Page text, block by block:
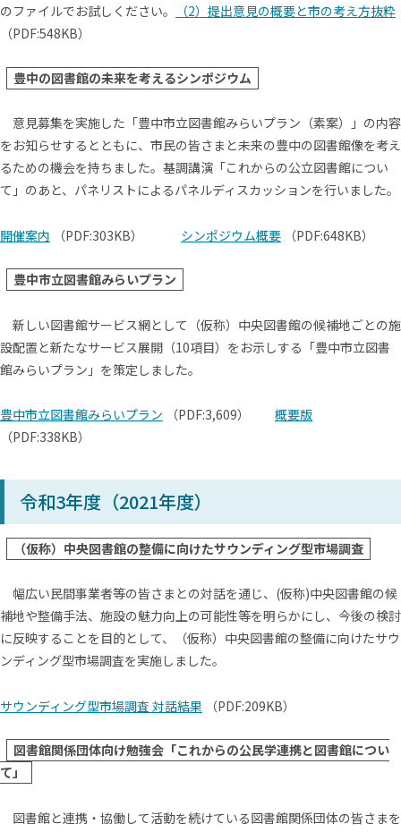
のファイルでお試しください。
（2）提出意見の概要と市の考え方抜粋
（PDF:548KB）
豊中の図書館の未来を考えるシンポジウム
意見募集を実施した「豊中市立図書館みらいプラン（素案）」の内容
をお知らせするとともに、市民の皆さまと未来の豊中の図書館像を考え
るための機会を持ちました。基調講演「これからの公立図書館につい
て」のあと、パネリストによるパネルディスカッションを行いました。
開催案内 （PDF:303KB） シンポジウム概要 （PDF:648KB）
豊中市立図書館みらいプラン
新しい図書館サービス網として（仮称）中央図書館の候補地ごとの施
設配置と新たなサービス展開（10項目）をお示しする「豊中市立図書
館みらいプラン」を策定しました。
豊中市立図書館みらいプラン （PDF:3,609） 概要版
（PDF:338KB）
令和3年度（2021年度）
（仮称）中央図書館の整備に向けたサウンディング型市場調査
幅広い民間事業者等の皆さまとの対話を通じ、(仮称)中央図書館の候
補地や整備手法、施設の魅力向上の可能性等を明らかにし、今後の検討
に反映することを目的として、（仮称）中央図書館の整備に向けたサウ
ンディング型市場調査を実施しました。
サウンディング型市場調査 対話結果 （PDF:209KB）
図書館関係団体向け勉強会「これからの公民学連携と図書館につい
て」
図書館と連携・協働して活動を続けている図書館関係団体の皆さまを